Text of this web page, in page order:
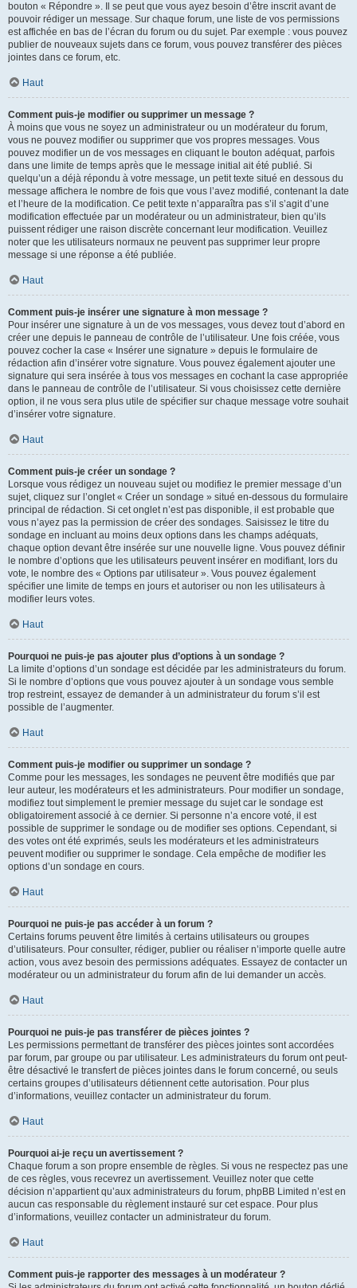
bouton « Répondre ». Il se peut que vous ayez besoin d’être inscrit avant de
pouvoir rédiger un message. Sur chaque forum, une liste de vos permissions
est affichée en bas de l’écran du forum ou du sujet. Par exemple : vous pouvez
publier de nouveaux sujets dans ce forum, vous pouvez transférer des pièces
jointes dans ce forum, etc.
Haut
Comment puis-je modifier ou supprimer un message ?
À moins que vous ne soyez un administrateur ou un modérateur du forum,
vous ne pouvez modifier ou supprimer que vos propres messages. Vous
pouvez modifier un de vos messages en cliquant le bouton adéquat, parfois
dans une limite de temps après que le message initial ait été publié. Si
quelqu’un a déjà répondu à votre message, un petit texte situé en dessous du
message affichera le nombre de fois que vous l’avez modifié, contenant la date
et l’heure de la modification. Ce petit texte n’apparaîtra pas s’il s’agit d’une
modification effectuée par un modérateur ou un administrateur, bien qu’ils
puissent rédiger une raison discrète concernant leur modification. Veuillez
noter que les utilisateurs normaux ne peuvent pas supprimer leur propre
message si une réponse a été publiée.
Haut
Comment puis-je insérer une signature à mon message ?
Pour insérer une signature à un de vos messages, vous devez tout d’abord en
créer une depuis le panneau de contrôle de l’utilisateur. Une fois créée, vous
pouvez cocher la case « Insérer une signature » depuis le formulaire de
rédaction afin d’insérer votre signature. Vous pouvez également ajouter une
signature qui sera insérée à tous vos messages en cochant la case appropriée
dans le panneau de contrôle de l’utilisateur. Si vous choisissez cette dernière
option, il ne vous sera plus utile de spécifier sur chaque message votre souhait
d’insérer votre signature.
Haut
Comment puis-je créer un sondage ?
Lorsque vous rédigez un nouveau sujet ou modifiez le premier message d’un
sujet, cliquez sur l’onglet « Créer un sondage » situé en-dessous du formulaire
principal de rédaction. Si cet onglet n’est pas disponible, il est probable que
vous n’ayez pas la permission de créer des sondages. Saisissez le titre du
sondage en incluant au moins deux options dans les champs adéquats,
chaque option devant être insérée sur une nouvelle ligne. Vous pouvez définir
le nombre d’options que les utilisateurs peuvent insérer en modifiant, lors du
vote, le nombre des « Options par utilisateur ». Vous pouvez également
spécifier une limite de temps en jours et autoriser ou non les utilisateurs à
modifier leurs votes.
Haut
Pourquoi ne puis-je pas ajouter plus d’options à un sondage ?
La limite d’options d’un sondage est décidée par les administrateurs du forum.
Si le nombre d’options que vous pouvez ajouter à un sondage vous semble
trop restreint, essayez de demander à un administrateur du forum s’il est
possible de l’augmenter.
Haut
Comment puis-je modifier ou supprimer un sondage ?
Comme pour les messages, les sondages ne peuvent être modifiés que par
leur auteur, les modérateurs et les administrateurs. Pour modifier un sondage,
modifiez tout simplement le premier message du sujet car le sondage est
obligatoirement associé à ce dernier. Si personne n’a encore voté, il est
possible de supprimer le sondage ou de modifier ses options. Cependant, si
des votes ont été exprimés, seuls les modérateurs et les administrateurs
peuvent modifier ou supprimer le sondage. Cela empêche de modifier les
options d’un sondage en cours.
Haut
Pourquoi ne puis-je pas accéder à un forum ?
Certains forums peuvent être limités à certains utilisateurs ou groupes
d’utilisateurs. Pour consulter, rédiger, publier ou réaliser n’importe quelle autre
action, vous avez besoin des permissions adéquates. Essayez de contacter un
modérateur ou un administrateur du forum afin de lui demander un accès.
Haut
Pourquoi ne puis-je pas transférer de pièces jointes ?
Les permissions permettant de transférer des pièces jointes sont accordées
par forum, par groupe ou par utilisateur. Les administrateurs du forum ont peut-
être désactivé le transfert de pièces jointes dans le forum concerné, ou seuls
certains groupes d’utilisateurs détiennent cette autorisation. Pour plus
d’informations, veuillez contacter un administrateur du forum.
Haut
Pourquoi ai-je reçu un avertissement ?
Chaque forum a son propre ensemble de règles. Si vous ne respectez pas une
de ces règles, vous recevrez un avertissement. Veuillez noter que cette
décision n’appartient qu’aux administrateurs du forum, phpBB Limited n’est en
aucun cas responsable du règlement instauré sur cet espace. Pour plus
d’informations, veuillez contacter un administrateur du forum.
Haut
Comment puis-je rapporter des messages à un modérateur ?